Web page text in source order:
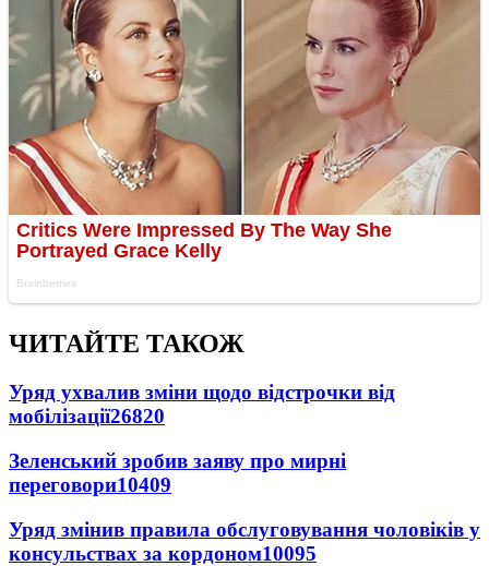
ЧИТАЙТЕ ТАКОЖ
Уряд ухвалив зміни щодо відстрочки від
мобілізації26820
Зеленський зробив заяву про мирні
переговори10409
Уряд змінив правила обслуговування чоловіків у
консульствах за кордоном10095